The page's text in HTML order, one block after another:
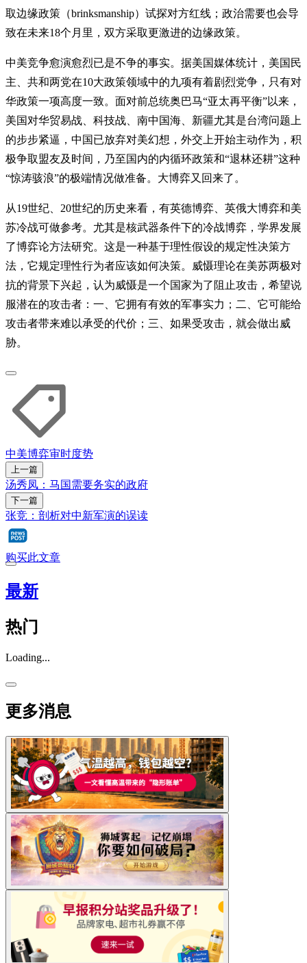
取边缘政策（brinksmanship）试探对方红线；政治需要也会导
致在未来18个月里，双方采取更激进的边缘政策。
中美竞争愈演愈烈已是不争的事实。据美国媒体统计，美国民
主、共和两党在10大政策领域中的九项有着剧烈党争，只有对
华政策一项高度一致。面对前总统奥巴马“亚太再平衡”以来，
美国对华贸易战、科技战、南中国海、新疆尤其是台湾问题上
的步步紧逼，中国已放弃对美幻想，外交上开始主动作为，积
极争取盟友及时间，乃至国内的内循环政策和“退林还耕”这种
“惊涛骇浪”的极端情况做准备。大博弈又回来了。
从19世纪、20世纪的历史来看，有英德博弈、英俄大博弈和美
苏冷战可做参考。尤其是核武器条件下的冷战博弈，学界发展
了博弈论方法研究。这是一种基于理性假设的规定性决策方
法，它规定理性行为者应该如何决策。威慑理论在美苏两极对
抗的背景下兴起，认为威慑是一个国家为了阻止攻击，希望说
服潜在的攻击者：一、它拥有有效的军事实力；二、它可能给
攻击者带来难以承受的代价；三、如果受攻击，就会做出威
胁。
中美博弈审时度势
上一篇
汤秀凤：马国需要务实的政府
下一篇
张竞：剖析对中新军演的误读
购买此文章
最新
热门
Loading...
更多消息